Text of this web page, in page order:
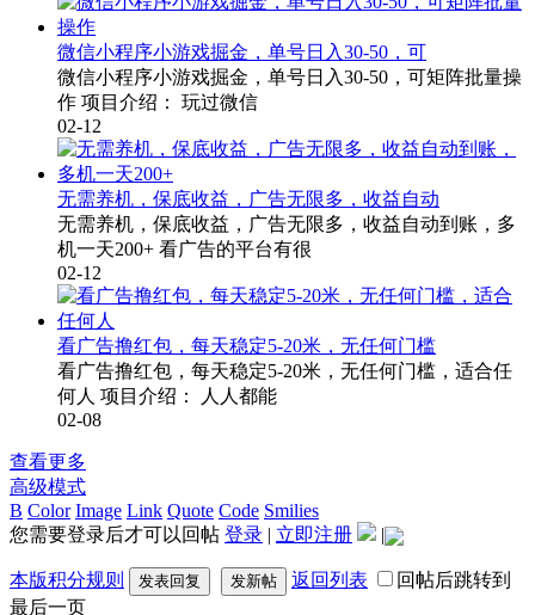
微信小程序小游戏掘金，单号日入30-50，可
微信小程序小游戏掘金，单号日入30-50，可矩阵批量操
作 项目介绍： 玩过微信
02-12
无需养机，保底收益，广告无限多，收益自动
无需养机，保底收益，广告无限多，收益自动到账，多
机一天200+ 看广告的平台有很
02-12
看广告撸红包，每天稳定5-20米，无任何门槛
看广告撸红包，每天稳定5-20米，无任何门槛，适合任
何人 项目介绍： 人人都能
02-08
查看更多
高级模式
B Color Image Link Quote Code Smilies
您需要登录后才可以回帖 登录 | 立即注册 |
本版积分规则 发表回复 发新帖 返回列表
回帖后跳转到
最后一页